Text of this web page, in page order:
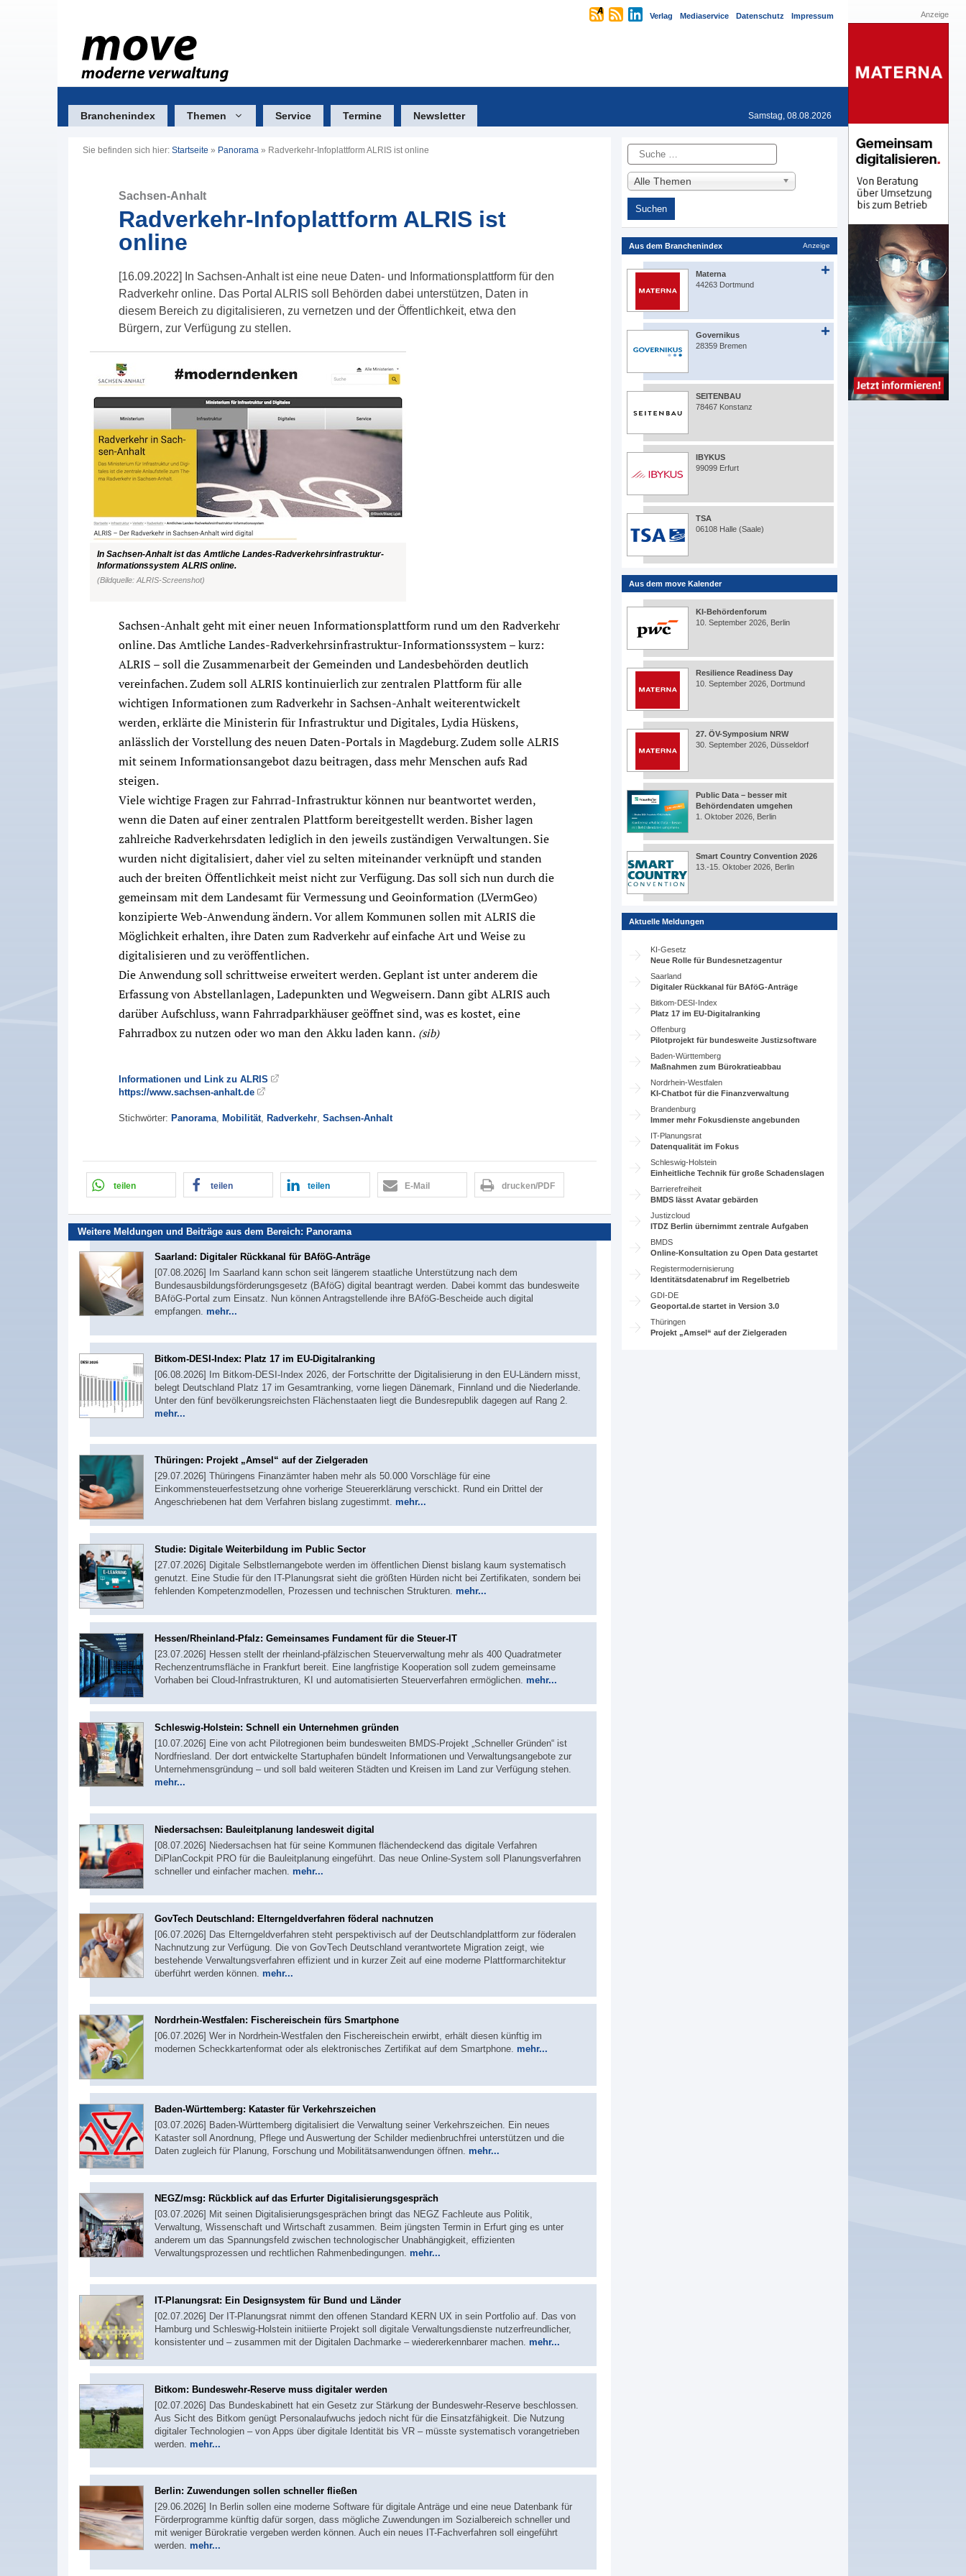
Verlag Mediaservice Datenschutz Impressum
Branchenindex Themen Service Termine Newsletter Samstag, 08.08.2026
Sie befinden sich hier: Startseite » Panorama » Radverkehr-Infoplattform ALRIS ist online
Sachsen-Anhalt
Radverkehr-Infoplattform ALRIS ist
online
[16.09.2022] In Sachsen-Anhalt ist eine neue Daten- und Informationsplattform für den
Radverkehr online. Das Portal ALRIS soll Behörden dabei unterstützen, Daten in
diesem Bereich zu digitalisieren, zu vernetzen und der Öffentlichkeit, etwa den
Bürgern, zur Verfügung zu stellen.
In Sachsen-Anhalt ist das Amtliche Landes-Radverkehrsinfrastruktur-
Informationssystem ALRIS online.
(Bildquelle: ALRIS-Screenshot)
Sachsen-Anhalt geht mit einer neuen Informationsplattform rund um den Radverkehr
online. Das Amtliche Landes-Radverkehrsinfrastruktur-Informationssystem – kurz:
ALRIS – soll die Zusammenarbeit der Gemeinden und Landesbehörden deutlich
vereinfachen. Zudem soll ALRIS kontinuierlich zur zentralen Plattform für alle
wichtigen Informationen zum Radverkehr in Sachsen-Anhalt weiterentwickelt
werden, erklärte die Ministerin für Infrastruktur und Digitales, Lydia Hüskens,
anlässlich der Vorstellung des neuen Daten-Portals in Magdeburg. Zudem solle ALRIS
mit seinem Informationsangebot dazu beitragen, dass mehr Menschen aufs Rad
steigen.
Viele wichtige Fragen zur Fahrrad-Infrastruktur können nur beantwortet werden,
wenn die Daten auf einer zentralen Plattform bereitgestellt werden. Bisher lagen
zahlreiche Radverkehrsdaten lediglich in den jeweils zuständigen Verwaltungen. Sie
wurden nicht digitalisiert, daher viel zu selten miteinander verknüpft und standen
auch der breiten Öffentlichkeit meist nicht zur Verfügung. Das soll sich nun durch die
gemeinsam mit dem Landesamt für Vermessung und Geoinformation (LVermGeo)
konzipierte Web-Anwendung ändern. Vor allem Kommunen sollen mit ALRIS die
Möglichkeit erhalten, ihre Daten zum Radverkehr auf einfache Art und Weise zu
digitalisieren und zu veröffentlichen.
Die Anwendung soll schrittweise erweitert werden. Geplant ist unter anderem die
Erfassung von Abstellanlagen, Ladepunkten und Wegweisern. Dann gibt ALRIS auch
darüber Aufschluss, wann Fahrradparkhäuser geöffnet sind, was es kostet, eine
Fahrradbox zu nutzen oder wo man den Akku laden kann. (sib)
Informationen und Link zu ALRIS
https://www.sachsen-anhalt.de
Stichwörter: Panorama Mobilität Radverkehr Sachsen-Anhalt
teilen teilen teilen E-Mail drucken/PDF
Weitere Meldungen und Beiträge aus dem Bereich: Panorama
Saarland: Digitaler Rückkanal für BAföG-Anträge
[07.08.2026] Im Saarland kann schon seit längerem staatliche Unterstützung nach dem
Bundesausbildungsförderungsgesetz (BAföG) digital beantragt werden. Dabei kommt das bundesweite
BAföG-Portal zum Einsatz. Nun können Antragstellende ihre BAföG-Bescheide auch digital
empfangen. mehr...
Bitkom-DESI-Index: Platz 17 im EU-Digitalranking
[06.08.2026] Im Bitkom-DESI-Index 2026, der Fortschritte der Digitalisierung in den EU-Ländern misst,
belegt Deutschland Platz 17 im Gesamtranking, vorne liegen Dänemark, Finnland und die Niederlande.
Unter den fünf bevölkerungsreichsten Flächenstaaten liegt die Bundesrepublik dagegen auf Rang 2.
mehr...
Thüringen: Projekt „Amsel“ auf der Zielgeraden
[29.07.2026] Thüringens Finanzämter haben mehr als 50.000 Vorschläge für eine
Einkommensteuerfestsetzung ohne vorherige Steuererklärung verschickt. Rund ein Drittel der
Angeschriebenen hat dem Verfahren bislang zugestimmt. mehr...
Studie: Digitale Weiterbildung im Public Sector
[27.07.2026] Digitale Selbstlernangebote werden im öffentlichen Dienst bislang kaum systematisch
genutzt. Eine Studie für den IT-Planungsrat sieht die größten Hürden nicht bei Zertifikaten, sondern bei
fehlenden Kompetenzmodellen, Prozessen und technischen Strukturen. mehr...
Hessen/Rheinland-Pfalz: Gemeinsames Fundament für die Steuer-IT
[23.07.2026] Hessen stellt der rheinland-pfälzischen Steuerverwaltung mehr als 400 Quadratmeter
Rechenzentrumsfläche in Frankfurt bereit. Eine langfristige Kooperation soll zudem gemeinsame
Vorhaben bei Cloud-Infrastrukturen, KI und automatisierten Steuerverfahren ermöglichen. mehr...
Schleswig-Holstein: Schnell ein Unternehmen gründen
[10.07.2026] Eine von acht Pilotregionen beim bundesweiten BMDS-Projekt „Schneller Gründen“ ist
Nordfriesland. Der dort entwickelte Startuphafen bündelt Informationen und Verwaltungsangebote zur
Unternehmensgründung – und soll bald weiteren Städten und Kreisen im Land zur Verfügung stehen.
mehr...
Niedersachsen: Bauleitplanung landesweit digital
[08.07.2026] Niedersachsen hat für seine Kommunen flächendeckend das digitale Verfahren
DiPlanCockpit PRO für die Bauleitplanung eingeführt. Das neue Online-System soll Planungsverfahren
schneller und einfacher machen. mehr...
GovTech Deutschland: Elterngeldverfahren föderal nachnutzen
[06.07.2026] Das Elterngeldverfahren steht perspektivisch auf der Deutschlandplattform zur föderalen
Nachnutzung zur Verfügung. Die von GovTech Deutschland verantwortete Migration zeigt, wie
bestehende Verwaltungsverfahren effizient und in kurzer Zeit auf eine moderne Plattformarchitektur
überführt werden können. mehr...
Nordrhein-Westfalen: Fischereischein fürs Smartphone
[06.07.2026] Wer in Nordrhein-Westfalen den Fischereischein erwirbt, erhält diesen künftig im
modernen Scheckkartenformat oder als elektronisches Zertifikat auf dem Smartphone. mehr...
Baden-Württemberg: Kataster für Verkehrszeichen
[03.07.2026] Baden-Württemberg digitalisiert die Verwaltung seiner Verkehrszeichen. Ein neues
Kataster soll Anordnung, Pflege und Auswertung der Schilder medienbruchfrei unterstützen und die
Daten zugleich für Planung, Forschung und Mobilitätsanwendungen öffnen. mehr...
NEGZ/msg: Rückblick auf das Erfurter Digitalisierungsgespräch
[03.07.2026] Mit seinen Digitalisierungsgesprächen bringt das NEGZ Fachleute aus Politik,
Verwaltung, Wissenschaft und Wirtschaft zusammen. Beim jüngsten Termin in Erfurt ging es unter
anderem um das Spannungsfeld zwischen technologischer Unabhängigkeit, effizienten
Verwaltungsprozessen und rechtlichen Rahmenbedingungen. mehr...
IT-Planungsrat: Ein Designsystem für Bund und Länder
[02.07.2026] Der IT-Planungsrat nimmt den offenen Standard KERN UX in sein Portfolio auf. Das von
Hamburg und Schleswig-Holstein initiierte Projekt soll digitale Verwaltungsdienste nutzerfreundlicher,
konsistenter und – zusammen mit der Digitalen Dachmarke – wiedererkennbarer machen. mehr...
Bitkom: Bundeswehr-Reserve muss digitaler werden
[02.07.2026] Das Bundeskabinett hat ein Gesetz zur Stärkung der Bundeswehr-Reserve beschlossen.
Aus Sicht des Bitkom genügt Personalaufwuchs jedoch nicht für die Einsatzfähigkeit. Die Nutzung
digitaler Technologien – von Apps über digitale Identität bis VR – müsste systematisch vorangetrieben
werden. mehr...
Berlin: Zuwendungen sollen schneller fließen
[29.06.2026] In Berlin sollen eine moderne Software für digitale Anträge und eine neue Datenbank für
Förderprogramme künftig dafür sorgen, dass mögliche Zuwendungen im Sozialbereich schneller und
mit weniger Bürokratie vergeben werden können. Auch ein neues IT-Fachverfahren soll eingeführt
werden. mehr...
Suche
Alle Themen
Aus dem Branchenindex Anzeige
Materna
44263 Dortmund
Governikus
28359 Bremen
SEITENBAU
78467 Konstanz
IBYKUS
99099 Erfurt
TSA
06108 Halle (Saale)
Aus dem move Kalender
KI-Behördenforum
10. September 2026, Berlin
Resilience Readiness Day
10. September 2026, Dortmund
27. ÖV-Symposium NRW
30. September 2026, Düsseldorf
Public Data – besser mit
Behördendaten umgehen
1. Oktober 2026, Berlin
Smart Country Convention 2026
13.-15. Oktober 2026, Berlin
Aktuelle Meldungen
KI-Gesetz
Neue Rolle für Bundesnetzagentur
Saarland
Digitaler Rückkanal für BAföG-Anträge
Bitkom-DESI-Index
Platz 17 im EU-Digitalranking
Offenburg
Pilotprojekt für bundesweite Justizsoftware
Baden-Württemberg
Maßnahmen zum Bürokratieabbau
Nordrhein-Westfalen
KI-Chatbot für die Finanzverwaltung
Brandenburg
Immer mehr Fokusdienste angebunden
IT-Planungsrat
Datenqualität im Fokus
Schleswig-Holstein
Einheitliche Technik für große Schadenslagen
Barrierefreiheit
BMDS lässt Avatar gebärden
Justizcloud
ITDZ Berlin übernimmt zentrale Aufgaben
BMDS
Online-Konsultation zu Open Data gestartet
Registermodernisierung
Identitätsdatenabruf im Regelbetrieb
GDI-DE
Geoportal.de startet in Version 3.0
Thüringen
Projekt „Amsel“ auf der Zielgeraden
Anzeige